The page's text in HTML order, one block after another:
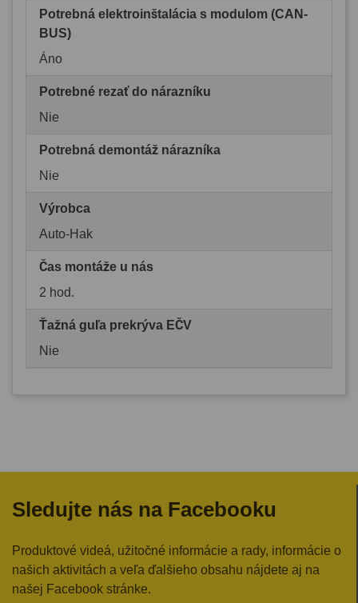
Potrebná elektroinštalácia s modulom (CAN-
BUS)
Áno
Potrebné rezať do nárazníku
Nie
Potrebná demontáž nárazníka
Nie
Výrobca
Auto-Hak
Čas montáže u nás
2 hod.
Ťažná guľa prekrýva EČV
Nie
Sledujte nás na Facebooku
Produktové videá, užitočné informácie a rady, informácie o
našich aktivitách a veľa ďalšieho obsahu nájdete aj na
našej Facebook stránke.